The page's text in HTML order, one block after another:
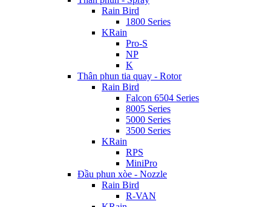
Rain Bird
1800 Series
KRain
Pro-S
NP
K
Thân phun tia quay - Rotor
Rain Bird
Falcon 6504 Series
8005 Series
5000 Series
3500 Series
KRain
RPS
MiniPro
Đầu phun xòe - Nozzle
Rain Bird
R-VAN